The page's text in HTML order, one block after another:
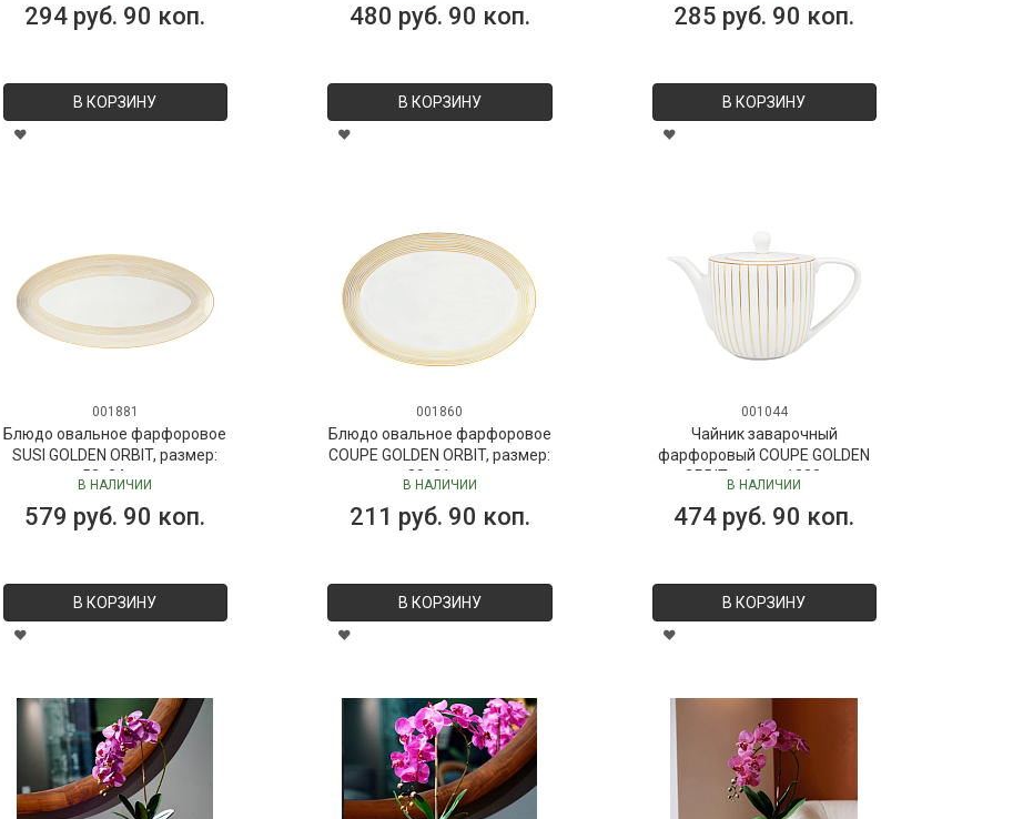
294 руб. 90 коп.
В КОРЗИНУ
Vranjes
480 руб. 90 коп.
В КОРЗИНУ
285 руб. 90 коп.
В КОРЗИНУ
001881
Блюдо овальное фарфоровое
SUSI GOLDEN ORBIT, размер:
52х24 см
В НАЛИЧИИ
579 руб. 90 коп.
В КОРЗИНУ
001860
Блюдо овальное фарфоровое
COUPE GOLDEN ORBIT, размер:
30х21 см
В НАЛИЧИИ
211 руб. 90 коп.
В КОРЗИНУ
001044
Чайник заварочный
фарфоровый COUPE GOLDEN
ORBIT, объем 1000 мл
В НАЛИЧИИ
474 руб. 90 коп.
В КОРЗИНУ